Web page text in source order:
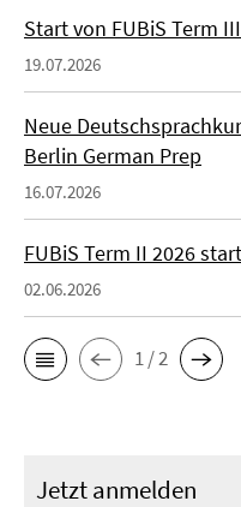
Start von FUBiS Term
19.07.2026
Neue
Berlin German Prep
16.07.2026
FUBiS Term II 2026
02.06.2026
1 / 2
Jetzt anmelden